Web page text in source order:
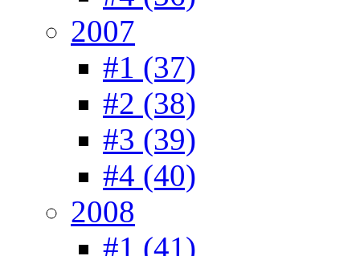
2007
#1 (37)
#2 (38)
#3 (39)
#4 (40)
2008
#1 (41)